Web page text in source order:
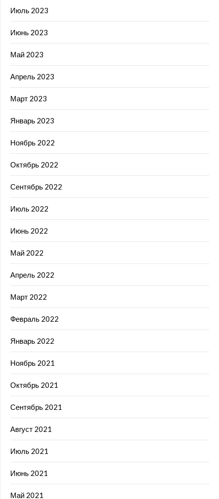
Июль 2023
Июнь 2023
Май 2023
Апрель 2023
Март 2023
Январь 2023
Ноябрь 2022
Октябрь 2022
Сентябрь 2022
Июль 2022
Июнь 2022
Май 2022
Апрель 2022
Март 2022
Февраль 2022
Январь 2022
Ноябрь 2021
Октябрь 2021
Сентябрь 2021
Август 2021
Июль 2021
Июнь 2021
Май 2021